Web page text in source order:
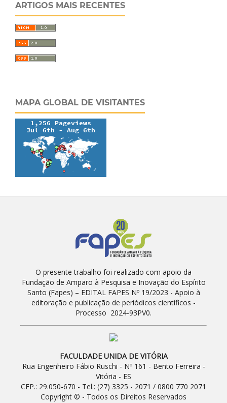
ARTIGOS MAIS RECENTES
MAPA GLOBAL DE VISITANTES
O presente trabalho foi realizado com apoio da
Fundação de Amparo à Pesquisa e Inovação do Espírito
Santo (Fapes) – EDITAL FAPES Nº 19/2023 - Apoio à
editoração e publicação de periódicos científicos -
Processo 2024-93PV0.
FACULDADE UNIDA DE VITÓRIA
Rua Engenheiro Fábio Ruschi - Nº 161 - Bento Ferreira -
Vitória - ES
CEP.: 29.050-670 - Tel.: (27) 3325 - 2071 / 0800 770 2071
Copyright © - Todos os Direitos Reservados